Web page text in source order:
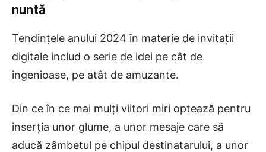
nuntă
Tendințele anului 2024 în materie de invitații
digitale includ o serie de idei pe cât de
ingenioase, pe atât de amuzante.
Din ce în ce mai mulți viitori miri optează pentru
inserția unor glume, a unor mesaje care să
aducă zâmbetul pe chipul destinatarului, a unor